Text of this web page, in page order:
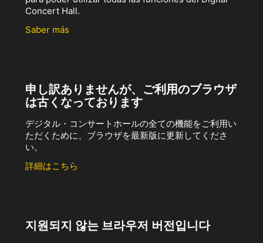
Concert Hall.
Saber más
申し訳ありませんが、ご利用のブラウザ
は古くなっております
デジタル・コンサートホールの全ての機能をご利用い
ただくために、ブラウザを最新版に更新してくださ
い。
詳細はこちら
지원되지 않는 브라우저 버전입니다